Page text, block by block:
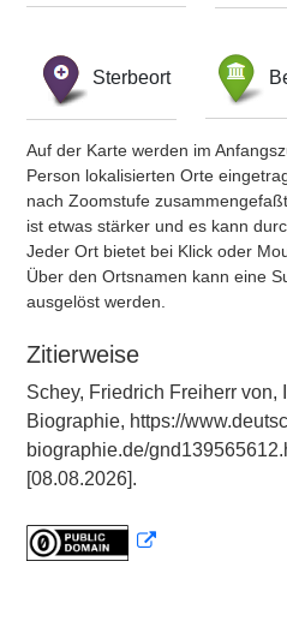
Sterbeort
Auf der Karte werden im
Person lokalisierten Orte
nach Zoomstufe
ist etwas stärker und es kann
Jeder Ort bietet bei Klick oder
Über den Ortsnamen kann eine
ausgelöst werden.
Zitierweise
Schey, Friedrich Freiherr von,
Biographie, https://
biographie.de/
[08.08.2026].